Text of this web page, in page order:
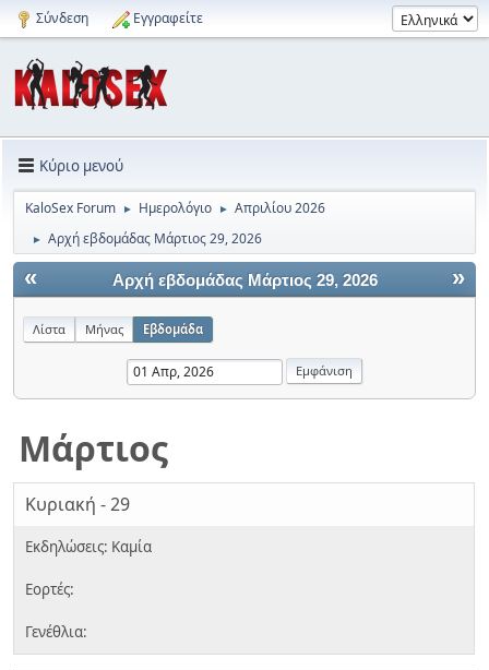
Σύνδεση Εγγραφείτε
Κύριο μενού
KaloSex Forum ► Ημερολόγιο ► Απριλίου 2026
► Αρχή εβδομάδας Μάρτιος 29, 2026
« »
Αρχή εβδομάδας Μάρτιος 29, 2026
Λίστα Μήνας Εβδομάδα
Μάρτιος
Κυριακή - 29